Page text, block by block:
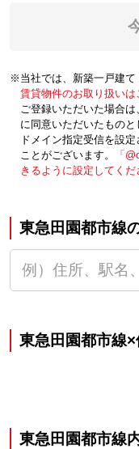
※当社では、新築一戸建て
賃貸物件のお取り扱いは
ご登録いただいた場合は
に同意いただいたものと
ドメイン指定受信を設
ことがございます。
「
きるように設定してくだ
東急田園都市線
東急田園都市線
東急田園都市線